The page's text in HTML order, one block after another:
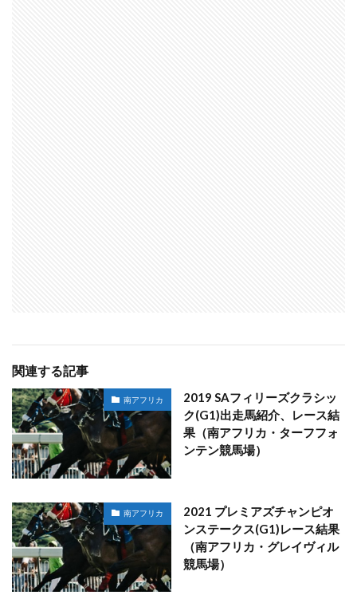
関連する記事
南アフリカ
2019 SAフィリーズクラシッ
ク(G1)出走馬紹介、レース結
果（南アフリカ・ターフフォ
ンテン競馬場）
南アフリカ
2021 プレミアズチャンピオ
ンステークス(G1)レース結果
（南アフリカ・グレイヴィル
競馬場）